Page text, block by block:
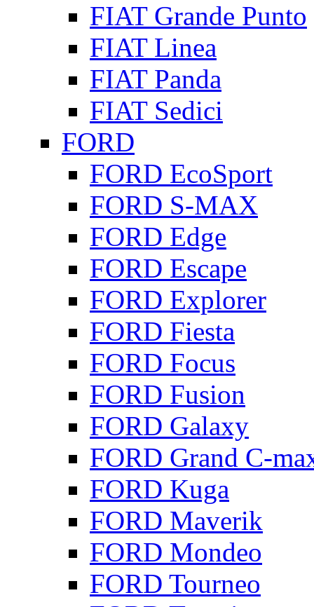
FIAT Grande Punto
FIAT Linea
FIAT Panda
FIAT Sedici
FORD
FORD EcoSport
FORD S-MAX
FORD Edge
FORD Escape
FORD Explorer
FORD Fiesta
FORD Focus
FORD Fusion
FORD Galaxy
FORD Grand C-
FORD Kuga
FORD Maverik
FORD Mondeo
FORD Tourneo